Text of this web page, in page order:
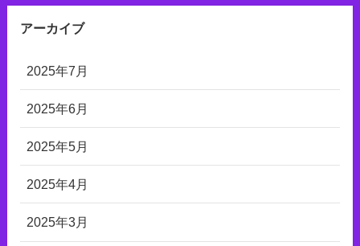
アーカイブ
2025年7月
2025年6月
2025年5月
2025年4月
2025年3月